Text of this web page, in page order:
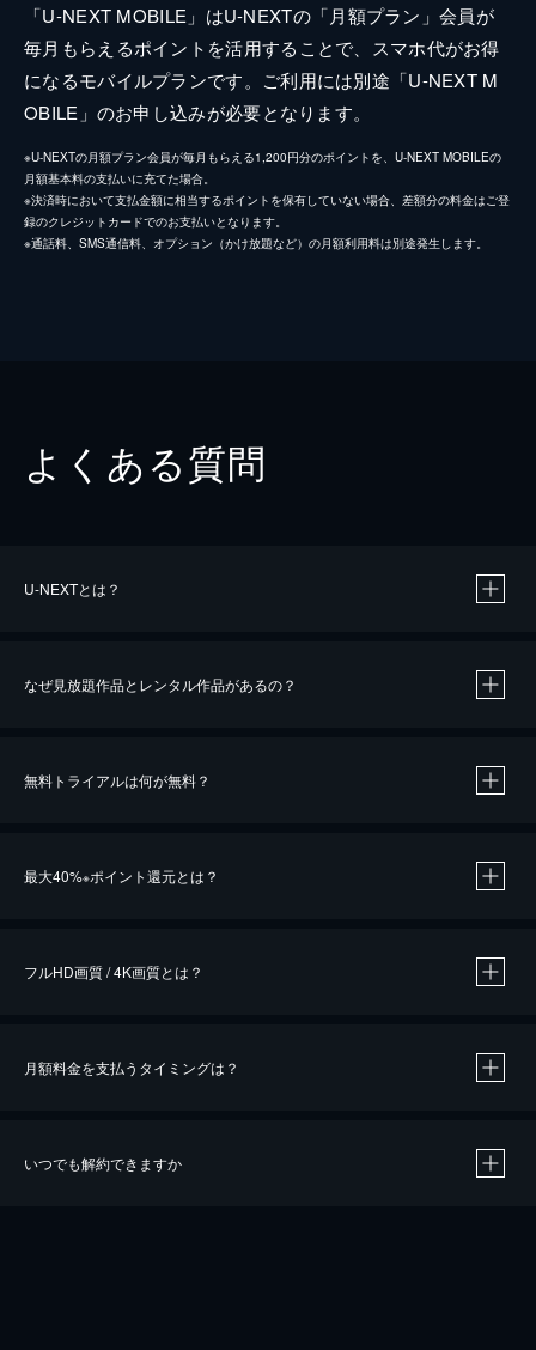
「U-NEXT MOBILE」はU-NEXTの「月額プラン」会員が
毎月もらえるポイントを活用することで、スマホ代がお得
になるモバイルプランです。ご利用には別途「U-NEXT M
OBILE」のお申し込みが必要となります。
※U-NEXTの月額プラン会員が毎月もらえる1,200円分のポイントを、U-NEXT MOBILEの
月額基本料の支払いに充てた場合。
※決済時において支払金額に相当するポイントを保有していない場合、差額分の料金はご登
録のクレジットカードでのお支払いとなります。
※通話料、SMS通信料、オプション（かけ放題など）の月額利用料は別途発生します。
よくある質問
U-NEXTとは？
なぜ見放題作品とレンタル作品があるの？
無料トライアルは何が無料？
最大40%※ポイント還元とは？
※40％ポイント還元の対象は、クレジットカード決済による作品の購入 / レンタルです。
iOSアプリのUコイン決済による作品の購入 / レンタルは、20％のポイント還元です。
フルHD画質 / 4K画質とは？
月額料金を支払うタイミングは？
いつでも解約できますか